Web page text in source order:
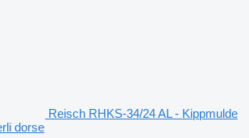
Reisch RHKS-34/24 AL - Kippmulde
dorse